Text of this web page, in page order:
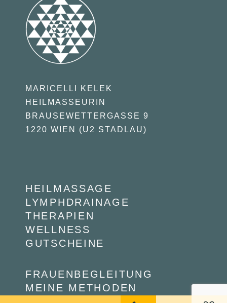
MARICELLI KELEK
HEILMASSEURIN
BRAUSEWETTERGASSE 9
1220 WIEN (U2 STADLAU)
HEILMASSAGE
LYMPHDRAINAGE
THERAPIEN
WELLNESS
GUTSCHEINE
FRAUENBEGLEITUNG
MEINE METHODEN